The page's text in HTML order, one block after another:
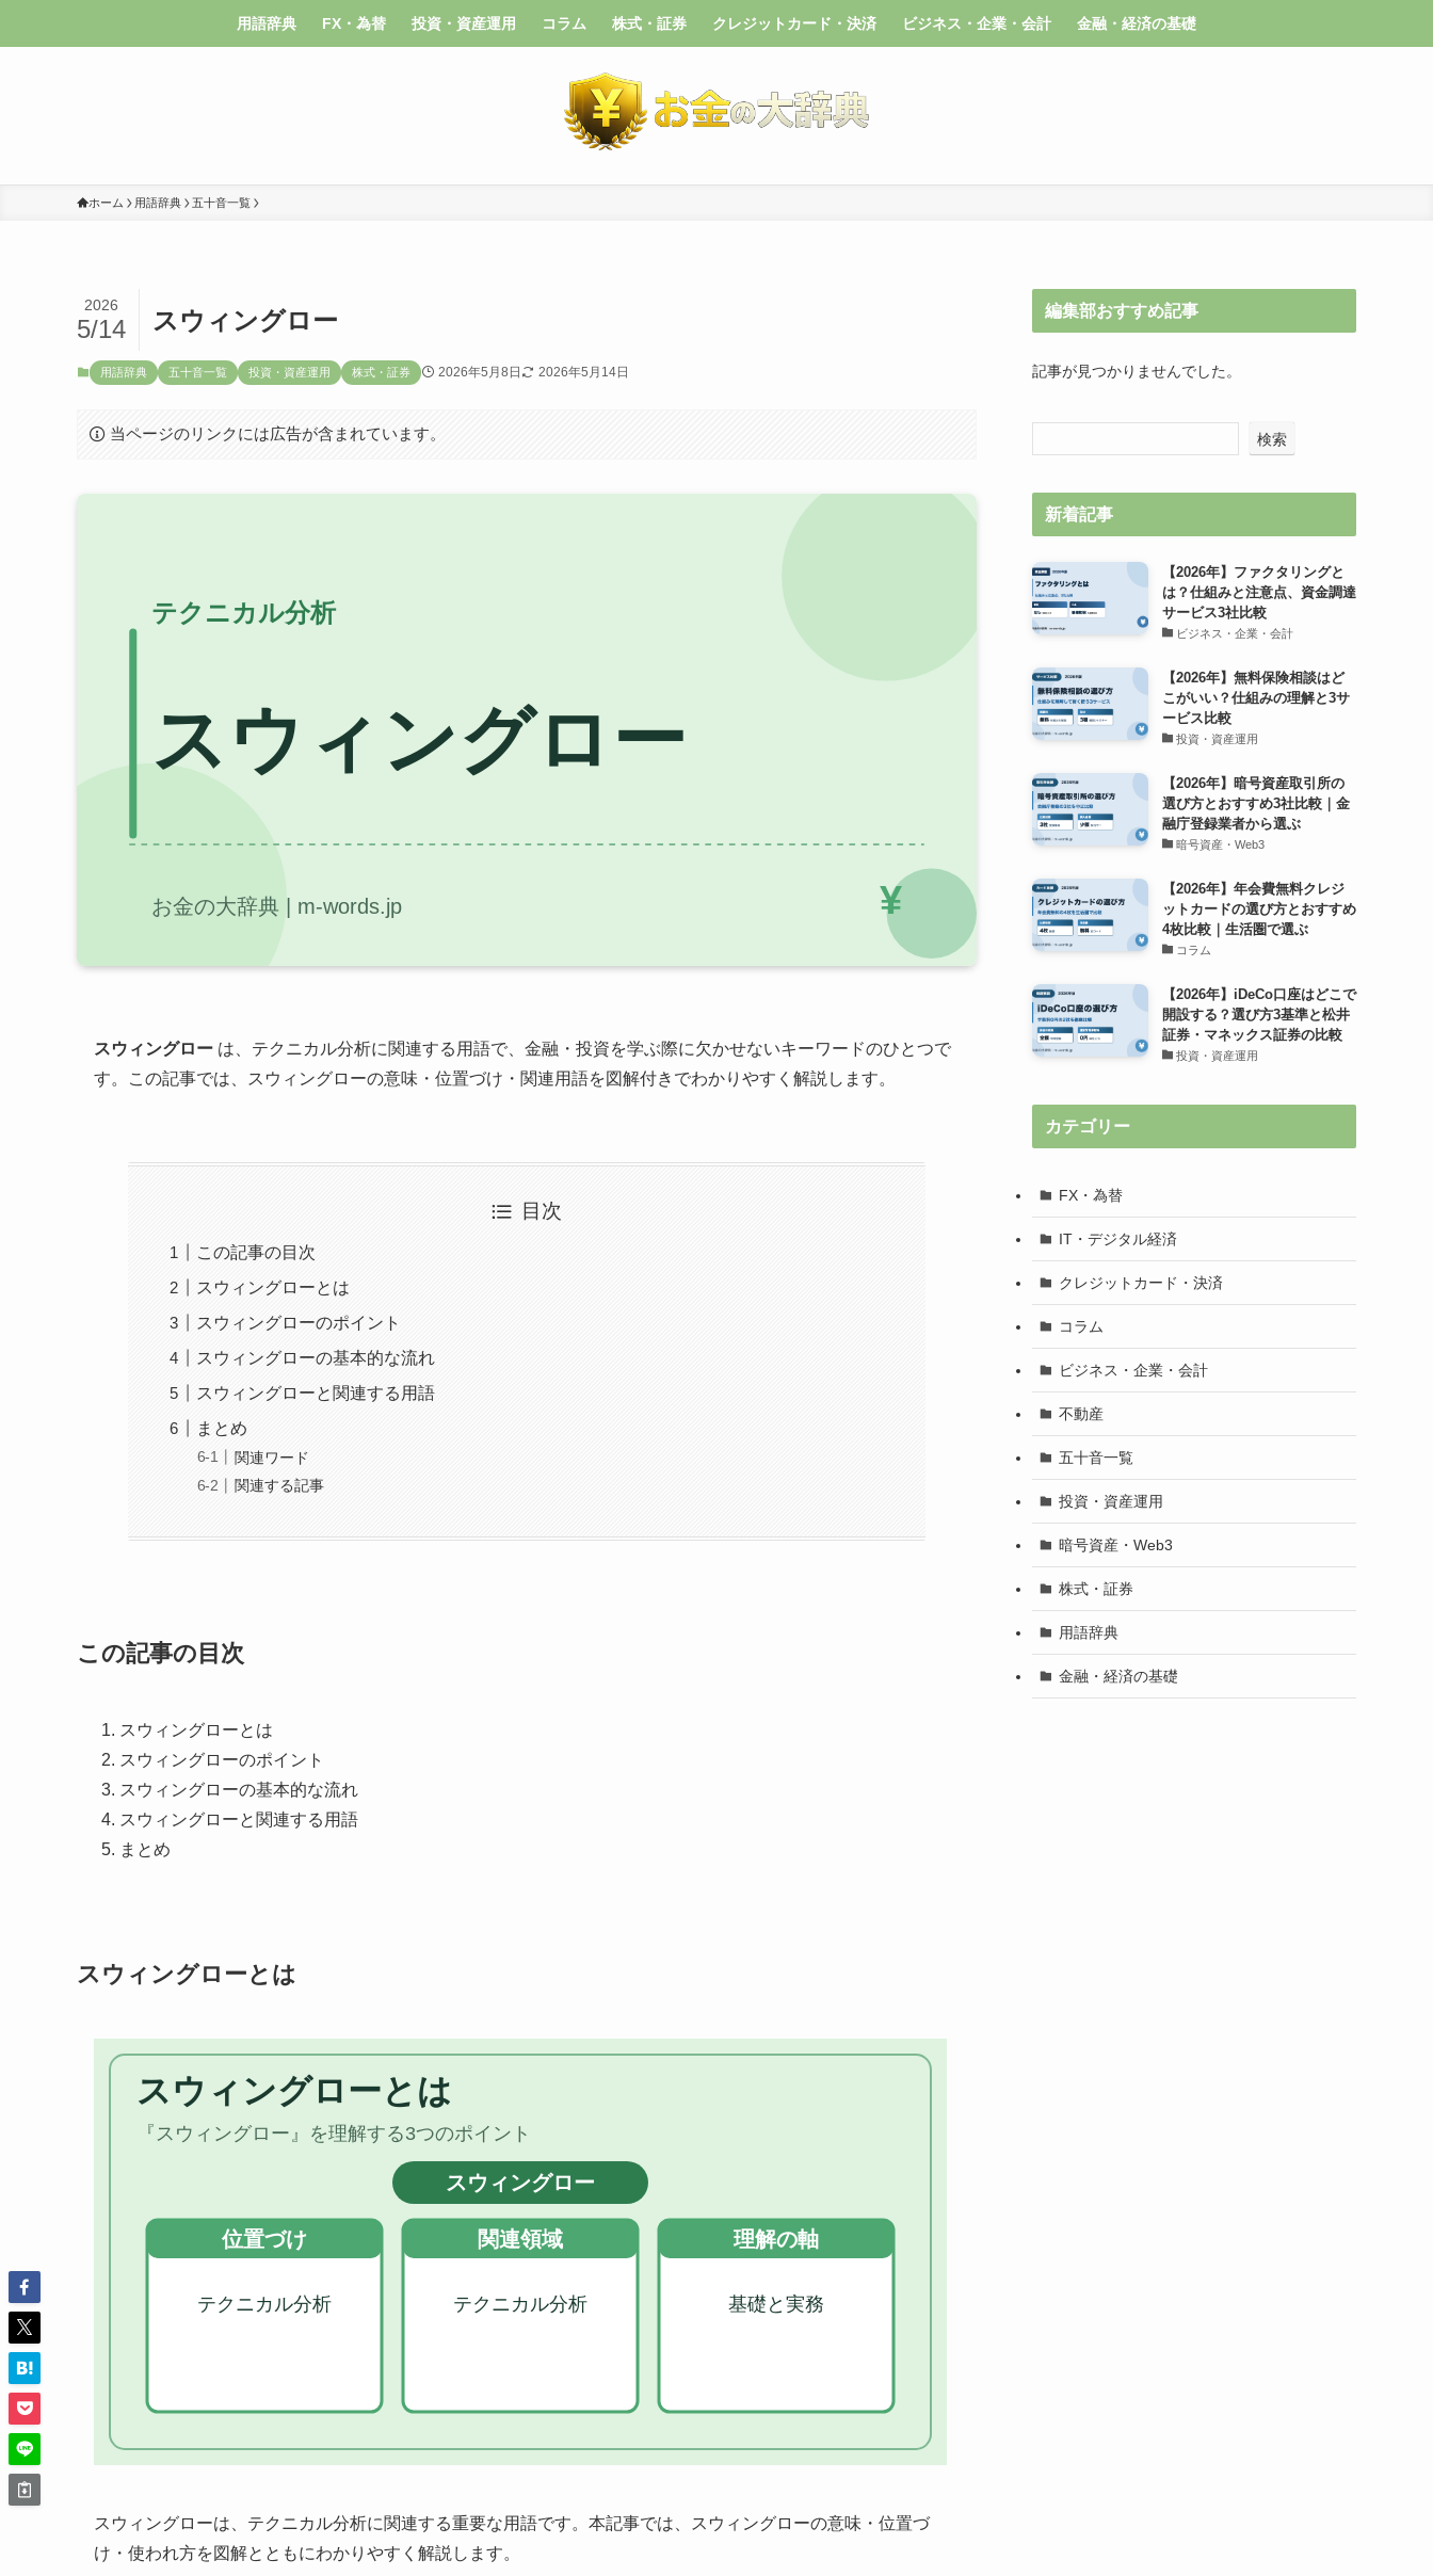
用語辞典 FX・為替 投資・資産運用 コラム 株式・証券 クレジットカード・決済 ビジネス・企業・会計 金融・経済の基礎
ホーム 用語辞典 五十音一覧
スウィングロー
2026
5/14
用語辞典 五十音一覧 投資・資産運用 株式・証券 2026年5月8日 2026年5月14日
当ページのリンクには広告が含まれています。
スウィングロー は、テクニカル分析に関連する用語で、金融・投資を学ぶ際に欠かせないキーワードのひとつで
す。この記事では、スウィングローの意味・位置づけ・関連用語を図解付きでわかりやすく解説します。
目次
この記事の目次
スウィングローとは
スウィングローのポイント
スウィングローの基本的な流れ
スウィングローと関連する用語
まとめ
関連ワード
関連する記事
この記事の目次
スウィングローとは
スウィングローのポイント
スウィングローの基本的な流れ
スウィングローと関連する用語
まとめ
スウィングローとは
スウィングローは、テクニカル分析に関連する重要な用語です。本記事では、スウィングローの意味・位置づ
け・使われ方を図解とともにわかりやすく解説します。
編集部おすすめ記事
記事が見つかりませんでした。
検索
新着記事
【2026年】ファクタリングと
は？仕組みと注意点、資金調達
サービス3社比較
ビジネス・企業・会計
【2026年】無料保険相談はど
こがいい？仕組みの理解と3サ
ービス比較
投資・資産運用
【2026年】暗号資産取引所の
選び方とおすすめ3社比較｜金
融庁登録業者から選ぶ
暗号資産・Web3
【2026年】年会費無料クレジ
ットカードの選び方とおすすめ
4枚比較｜生活圏で選ぶ
コラム
【2026年】iDeCo口座はどこで
開設する？選び方3基準と松井
証券・マネックス証券の比較
投資・資産運用
カテゴリー
FX・為替
IT・デジタル経済
クレジットカード・決済
コラム
ビジネス・企業・会計
不動産
五十音一覧
投資・資産運用
暗号資産・Web3
株式・証券
用語辞典
金融・経済の基礎